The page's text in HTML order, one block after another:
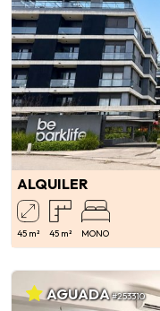
ALQUILER
45 m² 45 m² MONO
AGUADA#253310